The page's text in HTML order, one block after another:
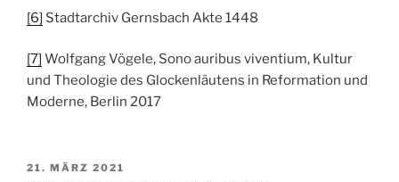
[6] Stadtarchiv Gernsbach Akte 1448
[7] Wolfgang Vögele, Sono auribus viventium, Kultur
und Theologie des Glockenläutens in Reformation und
Moderne, Berlin 2017
VERÖFFENTLICHT
21. MÄRZ 2021